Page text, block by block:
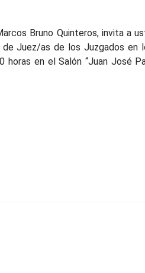
Bruno Quinteros, invita a
de Juez/as de los Juzgados
en el Salón “Juan José